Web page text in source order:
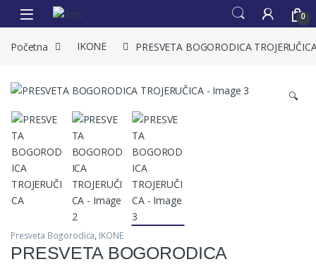
0
Početna IKONE PRESVETA BOGORODICA
🔍
Presveta Bogorodica, IKONE
PRESVETA BOGORODICA